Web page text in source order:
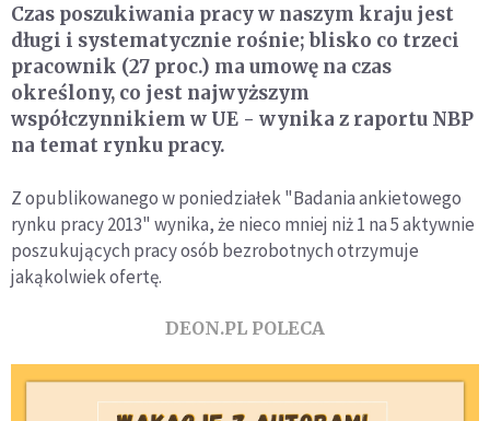
Czas poszukiwania pracy w naszym kraju jest
długi i systematycznie rośnie; blisko co trzeci
pracownik (27 proc.) ma umowę na czas
określony, co jest najwyższym
współczynnikiem w UE - wynika z raportu NBP
na temat rynku pracy.
Z opublikowanego w poniedziałek "Badania ankietowego
rynku pracy 2013" wynika, że nieco mniej niż 1 na 5 aktywnie
poszukujących pracy osób bezrobotnych otrzymuje
jakąkolwiek ofertę.
DEON.PL POLECA